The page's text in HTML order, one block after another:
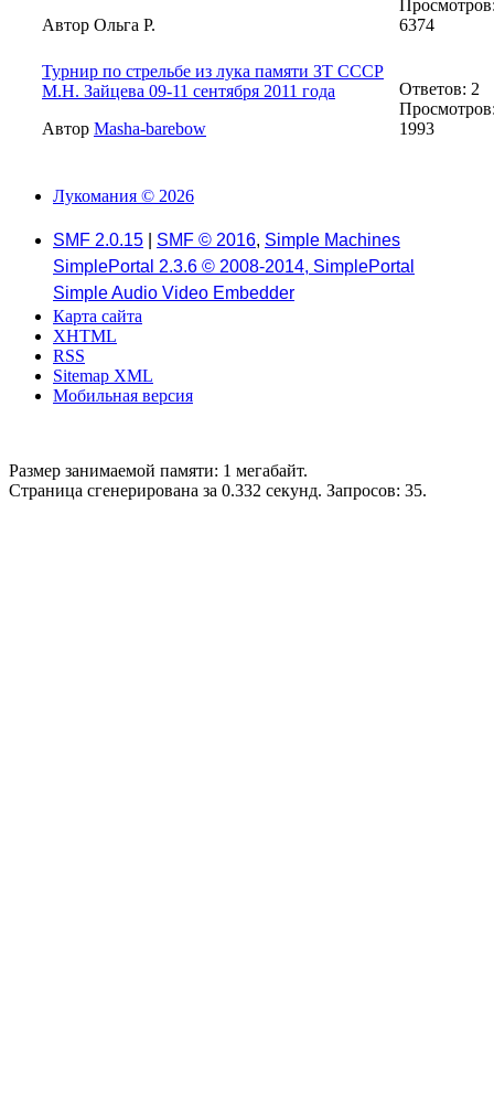
Автор Ольга Р.
6374
Турнир по стрельбе из лука памяти ЗТ СССР
М.Н. Зайцева 09-11 сентября 2011 года
Автор Masha-barebow
Ответов: 2
1993
Лукомания © 2026
SMF 2.0.15 SMF © 2016, Simple Machines
SimplePortal 2.3.6 © 2008-2014, SimplePortal
Simple Audio Video Embedder
Карта сайта
XHTML
RSS
Sitemap XML
Мобильная версия
Размер занимаемой памяти: 1 мегабайт.
Страница сгенерирована за 0.332 секунд. Запросов: 35.